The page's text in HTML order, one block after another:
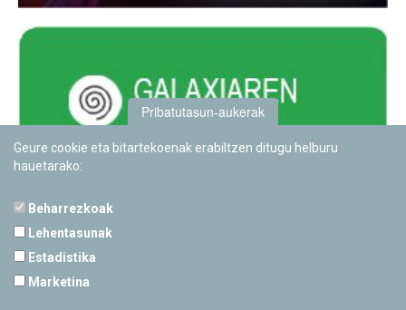
Pribatutasun-aukerak
Geure cookie eta bitartekoenak erabiltzen ditugu helburu
hauetarako:
Beharrezkoak
Lehentasunak
Estadistika
Marketina